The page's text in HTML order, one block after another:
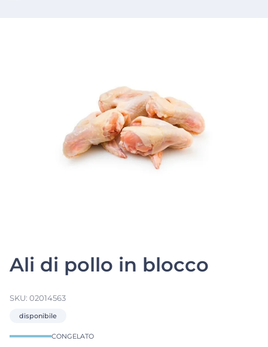
Ali di pollo in blocco
SKU: 02014563
disponibile
CONGELATO